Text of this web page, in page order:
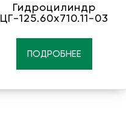
Гидроцилиндр
ЦГ-125.60х710.11-03
ПОДРОБНЕЕ